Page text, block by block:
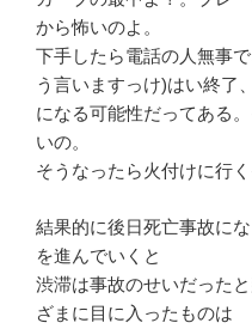
から怖いのよ。
下手したら電話の人無事
う言いますっけ)はい終了、
になる可能性だってある
いの。
そうなったら火付けに行
結果的に後日死亡事故に
を進んでいくと
渋滞は事故のせいだった
ざまに目に入ったものは